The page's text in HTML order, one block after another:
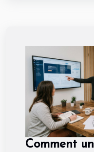
Comment